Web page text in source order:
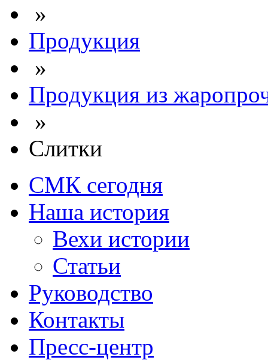
»
Продукция
»
Продукция из
»
Слитки
СМК сегодня
Наша история
Вехи истории
Статьи
Руководство
Контакты
Пресс-центр